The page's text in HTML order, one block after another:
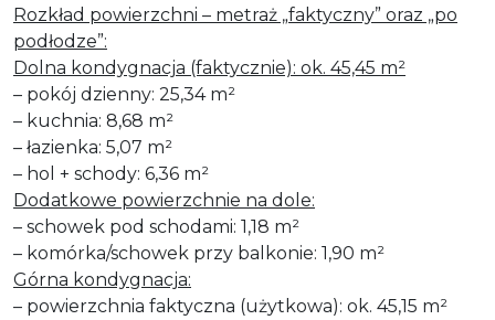
Rozkład powierzchni – metraż „faktyczny” oraz „po
podłodze”:
Dolna kondygnacja (faktycznie): ok. 45,45 m²
– pokój dzienny: 25,34 m²
– kuchnia: 8,68 m²
– łazienka: 5,07 m²
– hol + schody: 6,36 m²
Dodatkowe powierzchnie na dole:
– schowek pod schodami: 1,18 m²
– komórka/schowek przy balkonie: 1,90 m²
Górna kondygnacja:
– powierzchnia faktyczna (użytkowa): ok. 45,15 m²